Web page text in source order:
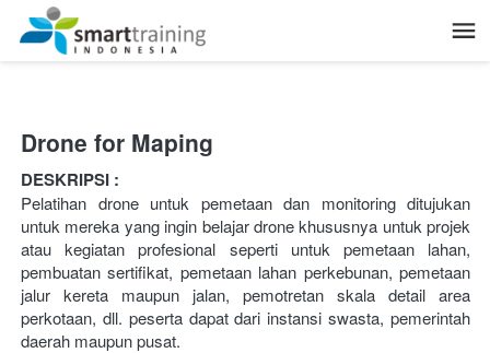
Drone for Maping
DESKRIPSI :
Pelatihan drone untuk pemetaan dan monitoring ditujukan
untuk mereka yang ingin belajar drone khususnya untuk projek
atau kegiatan profesional seperti untuk pemetaan lahan,
pembuatan sertifikat, pemetaan lahan perkebunan, pemetaan
jalur kereta maupun jalan, pemotretan skala detail area
perkotaan, dll. peserta dapat dari instansi swasta, pemerintah
daerah maupun pusat.